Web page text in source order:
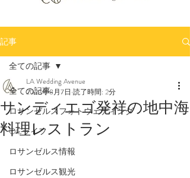
記事
全ての記事
ロサンゼルスフォトウェディング
OCライフ
ロサンゼルス情報
ロサンゼルス観光
全ての記事
サンディエゴ発祥の地中海
料理レストラン
LA Wedding Avenue
2023年8月7日 読了時間: 2分